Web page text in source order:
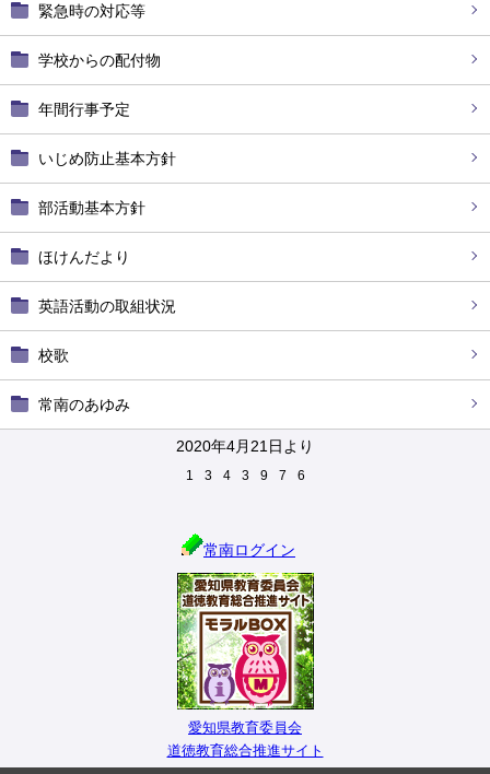
緊急時の対応等
学校からの配付物
年間行事予定
いじめ防止基本方針
部活動基本方針
ほけんだより
英語活動の取組状況
校歌
常南のあゆみ
2020年4月21日より
1 3 4 3 9 7 6
常南ログイン
愛知県教育委員会
道徳教育総合推進サイト